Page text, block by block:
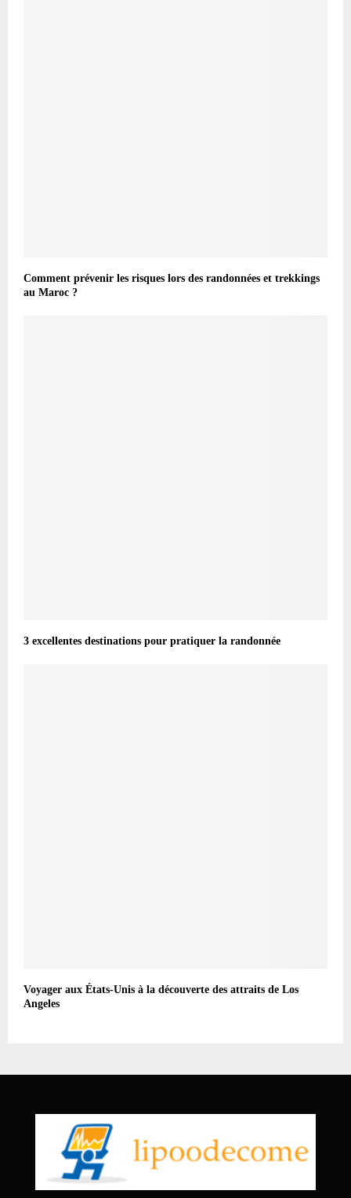
Comment prévenir les risques lors des randonnées et trekkings
au Maroc ?
3 excellentes destinations pour pratiquer la randonnée
Voyager aux États-Unis à la découverte des attraits de Los
Angeles